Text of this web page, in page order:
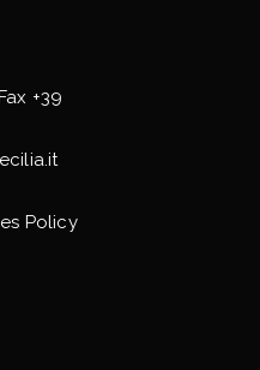
+39
Policy